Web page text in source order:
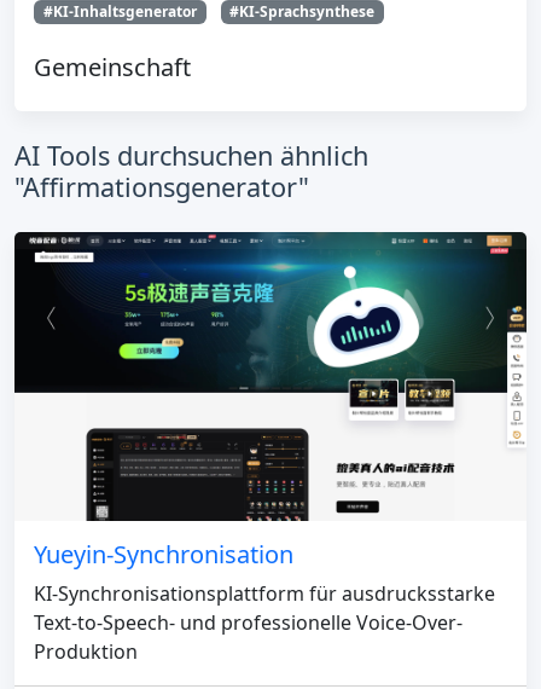
#KI-Inhaltsgenerator #KI-Sprachsynthese
Gemeinschaft
AI Tools durchsuchen ähnlich
"Affirmationsgenerator"
Yueyin-Synchronisation
KI-Synchronisationsplattform für ausdrucksstarke
Text-to-Speech- und professionelle Voice-Over-
Produktion